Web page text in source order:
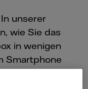
unserer
wie Sie das
in wenigen
Smartphone
Sie dazu